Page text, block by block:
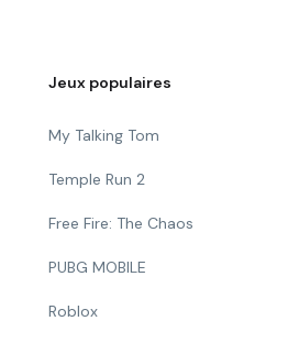
Jeux populaires
My Talking Tom
Temple Run 2
Free Fire: The Chaos
PUBG MOBILE
Roblox